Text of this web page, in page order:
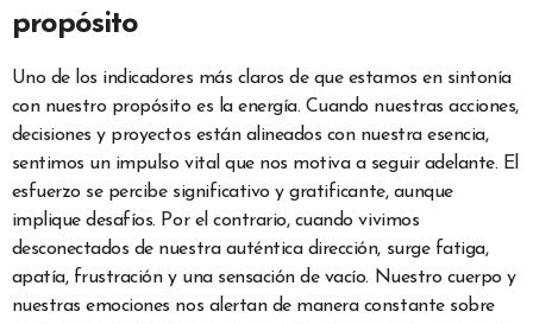
propósito
Uno de los indicadores más claros de que estamos en sintonía
con nuestro propósito es la energía. Cuando nuestras acciones,
decisiones y proyectos están alineados con nuestra esencia,
sentimos un impulso vital que nos motiva a seguir adelante. El
esfuerzo se percibe significativo y gratificante, aunque
implique desafíos. Por el contrario, cuando vivimos
desconectados de nuestra auténtica dirección, surge fatiga,
apatía, frustración y una sensación de vacío. Nuestro cuerpo y
nuestras emociones nos alertan de manera constante sobre